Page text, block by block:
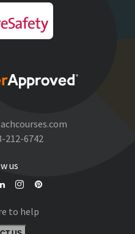
212-6742
us
to help